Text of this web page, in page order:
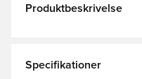
Produktbeskrivelse
Specifikationer